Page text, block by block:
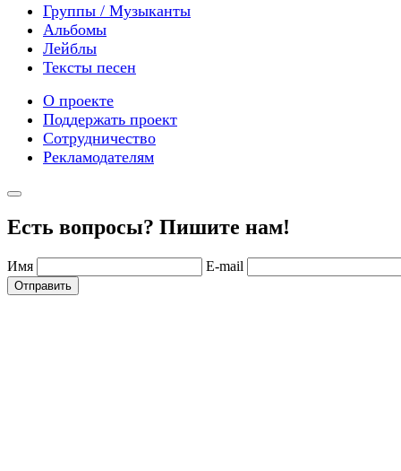
Группы / Музыканты
Альбомы
Лейблы
Тексты песен
О проекте
Поддержать проект
Сотрудничество
Рекламодателям
Есть вопросы? Пишите нам!
Имя E-mail